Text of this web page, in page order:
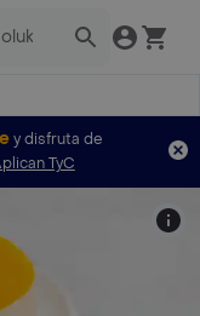
y disfruta de
TyC